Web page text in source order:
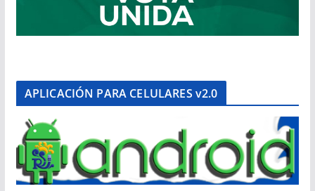
APLICACIÓN PARA CELULARES v2.0